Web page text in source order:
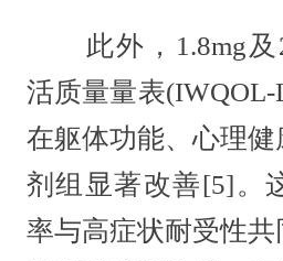
此外，1.8mg及
活质量量表(IWQOL-
在躯体功能、心理
剂组显著改善[5]。
率与高症状耐受性